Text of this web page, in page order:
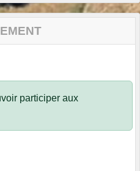
participer aux